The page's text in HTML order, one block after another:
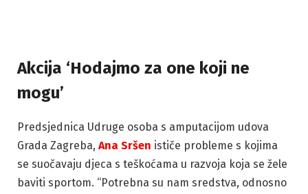
Akcija ‘Hodajmo za one koji ne
mogu’
Predsjednica Udruge osoba s amputacijom udova
Grada Zagreba, Ana Sršen ističe probleme s kojima
se suočavaju djeca s teškoćama u razvoja koja se žele
baviti sportom. “Potrebna su nam sredstva, odnosno